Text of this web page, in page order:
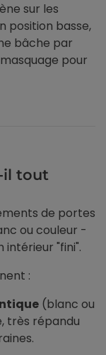
sur les
position basse,
bâche par
pour
il tout
de portes
ou couleur -
intérieur "fini".
:
(blanc ou
très répandu